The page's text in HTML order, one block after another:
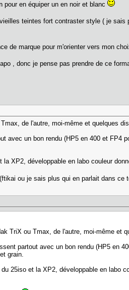
pour en équiper un en noir et blanc
teintes fort contraster style ( je
de marque pour m'orienter vers mon
, donc je pense pas prendre de ce
de l'autre, moi-même et quelques
avec un bon rendu (HP5 en 400 et FP4
XP2, développable en labo couleur
(ftikai ou je sais plus qui en parlait dans ce
TriX ou Tmax, de l'autre, moi-même et
partout avec un bon rendu (HP5 en
grain.
25iso et la XP2, développable en labo